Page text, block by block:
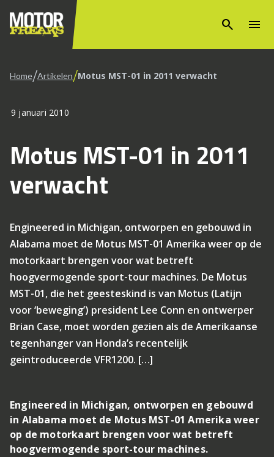
search menu
Home/Artikelen/Motus MST-01 in 2011 verwacht
9 januari 2010
Motus MST-01 in 2011
verwacht
Engineered in Michigan, ontworpen en gebouwd in
Alabama moet de Motus MST-01 Amerika weer op de
motorkaart brengen voor wat betreft
hoogvermogende sport-tour machines. De Motus
MST-01, die het geesteskind is van Motus (Latijn
voor ‘beweging’) president Lee Conn en ontwerper
Brian Case, moet worden gezien als de Amerikaanse
tegenhanger van Honda’s recentelijk
geintroduceerde VFR1200. […]
Engineered in Michigan, ontworpen en gebouwd
in Alabama moet de Motus MST-01 Amerika weer
op de motorkaart brengen voor wat betreft
hoogvermogende sport-tour machines.